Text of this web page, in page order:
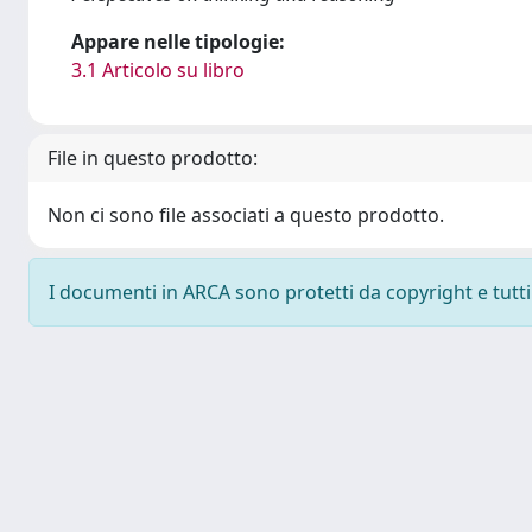
Appare nelle tipologie:
3.1 Articolo su libro
File in questo prodotto:
Non ci sono file associati a questo prodotto.
I documenti in ARCA sono protetti da copyright e